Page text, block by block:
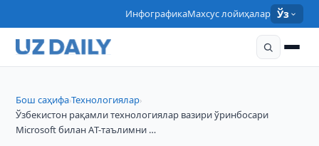
ИнфографикаМахсус лойиҳалар Ўз
Бош саҳифа›Технологиялар›
Ўзбекистон рақамли технологиялар вазири ўринбосари
Microsoft билан AТ-таълимни …